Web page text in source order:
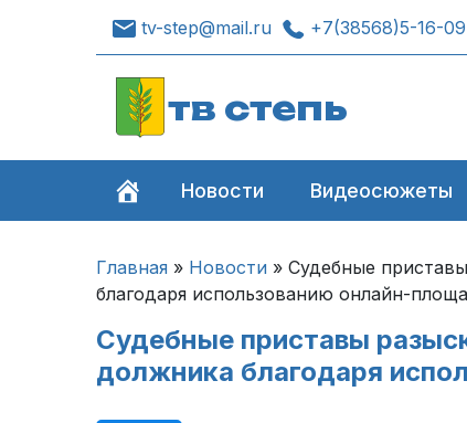
tv-step@mail.ru +7(38568)5-16-09
тв степь
Новости Видеосюжеты
Главная » Новости » Судебные
благодаря использованию онлайн-
Судебные приставы
должника благодаря